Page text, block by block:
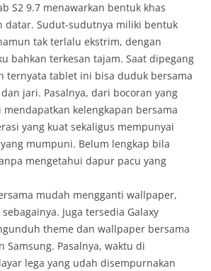
S2 9.7 menawarkan bentuk khas
datar. Sudut-sudutnya miliki bentuk
tak terlalu ekstrim, dengan
bahkan terkesan tajam. Saat dipegang
ternyata tablet ini bisa duduk bersama
jari. Pasalnya, dari bocoran yang
kelengkapan bersama
yang kuat sekaligus mempunyai
mumpuni. Belum lengkap bila
mengetahui dapur pacu yang
mudah mengganti wallpaper,
Juga tersedia Galaxy
theme dan wallpaper bersama
Samsung. Pasalnya, waktu di
lega yang udah disempurnakan